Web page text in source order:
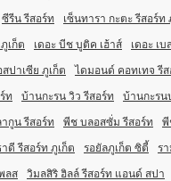
ซีรีน รีสอร์ท เซ็นทารา กะตะ รีสอร์ท
เก็ต เดอะ บีช บูติค เฮ้าส์ เดอะ เบ
สปาเซีย ภูเก็ต ไดมอนด์ คอทเทจ รี
ท บ้านกะรน วิว รีสอร์ท บ้านกะรน
กูน รีสอร์ท พีช บลอสซั่ม รีสอร์ท พี
าดี รีสอร์ท ภูเก็ต รอยัลภูเก็ต ซิตี้ ร
ลส วิมลสิริ ฮิลล์ รีสอร์ท แอนด์ สปา